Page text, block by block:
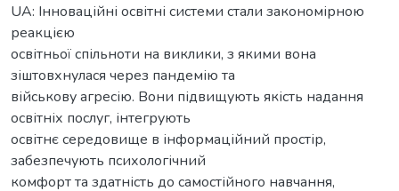
UA: Інноваційні освітні системи стали закономірною
реакцією
освітньої спільноти на виклики, з якими вона
зіштовхнулася через пандемію та
військову агресію. Вони підвищують якість надання
освітніх послуг, інтегрують
освітнє середовище в інформаційний простір,
забезпечують психологічний
комфорт та здатність до самостійного навчання,